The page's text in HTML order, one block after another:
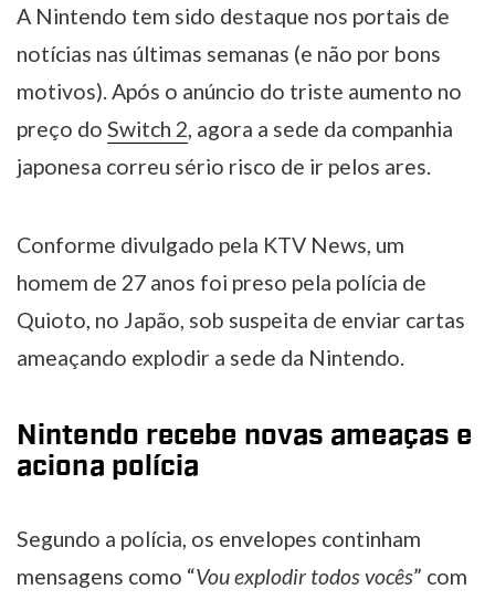
A Nintendo tem sido destaque nos portais de
notícias nas últimas semanas (e não por bons
motivos). Após o anúncio do triste aumento no
preço do Switch 2 , agora a sede da companhia
japonesa correu sério risco de ir pelos ares.
Conforme divulgado pela KTV News, um
homem de 27 anos foi preso pela polícia de
Quioto, no Japão, sob suspeita de enviar cartas
ameaçando explodir a sede da Nintendo.
Nintendo recebe novas ameaças e
aciona polícia
Segundo a polícia, os envelopes continham
mensagens como “Vou explodir todos vocês” com